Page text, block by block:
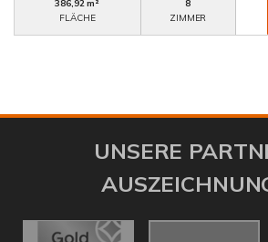
386,92 m²
FLÄCHE
8
ZIMMER
UNSERE